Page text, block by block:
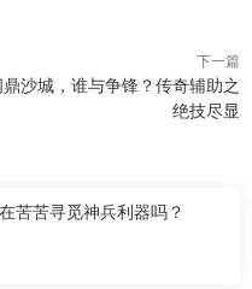
下一篇
鼎沙城，谁与争锋？传奇辅助之
绝技尽显
苦苦寻觅神兵利器吗？